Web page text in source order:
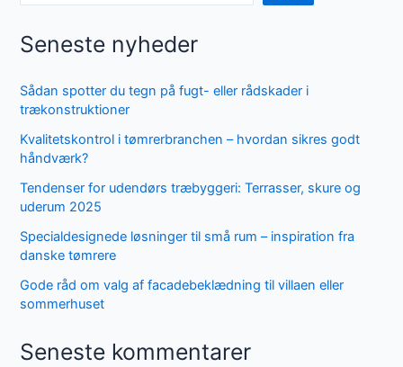
Seneste nyheder
Sådan spotter du tegn på fugt- eller rådskader i
trækonstruktioner
Kvalitetskontrol i tømrerbranchen – hvordan sikres godt
håndværk?
Tendenser for udendørs træbyggeri: Terrasser, skure og
uderum 2025
Specialdesignede løsninger til små rum – inspiration fra
danske tømrere
Gode råd om valg af facadebeklædning til villaen eller
sommerhuset
Seneste kommentarer